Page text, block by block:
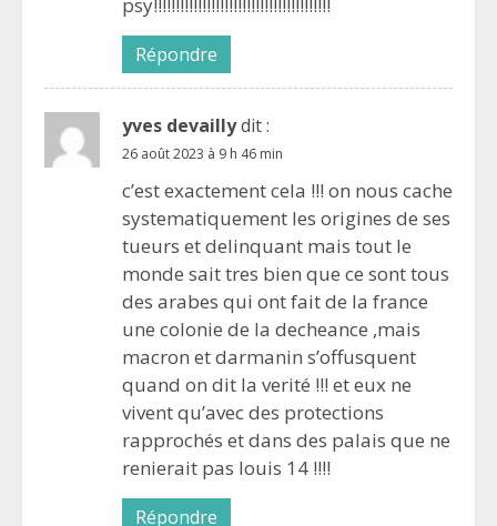
Répondre
yves devaillydit :
26 août 2023 à 9 h 46 min
c’est exactement cela !!! on nous cache
systematiquement les origines de ses
tueurs et delinquant mais tout le
monde sait tres bien que ce sont tous
des arabes qui ont fait de la france
une colonie de la decheance ,mais
macron et darmanin s’offusquent
quand on dit la verité !!! et eux ne
vivent qu’avec des protections
rapprochés et dans des palais que ne
renierait pas louis 14 !!!!
Répondre